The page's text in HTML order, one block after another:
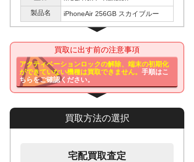
製品名
iPhoneAir 256GB スカイブルー
買取に出す前の注意事項
アクティベーションロックの解除、端末の初期化
ができていない機種は買取できません。手順はこ
ちらをご確認ください。
買取方法の選択
宅配買取査定